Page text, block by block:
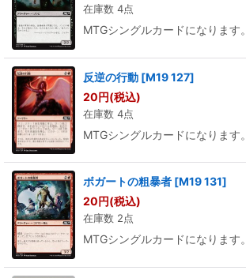
在庫数 4点
MTGシングルカードになります。
反逆の行動 [M19 127]
20円(税込)
在庫数 4点
MTGシングルカードになります。
ボガートの粗暴者 [M19 131]
20円(税込)
在庫数 2点
MTGシングルカードになります。